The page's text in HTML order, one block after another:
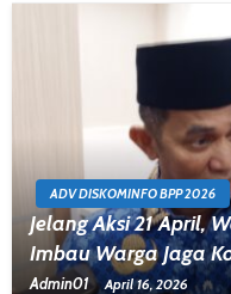
ADV DISKOMINFO BPP 2026
Jelang Aksi 21 April,
Imbau Warga Jaga
Admin01 April 16, 2026